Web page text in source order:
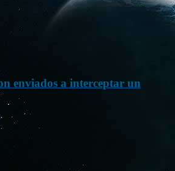
enviados a interceptar un